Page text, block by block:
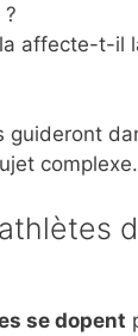
affecte-t-il
guideront
complexe.
se dopent